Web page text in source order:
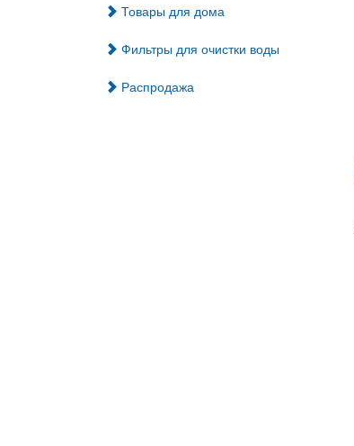
Товары для дома
Фильтры для очистки воды
Распродажа